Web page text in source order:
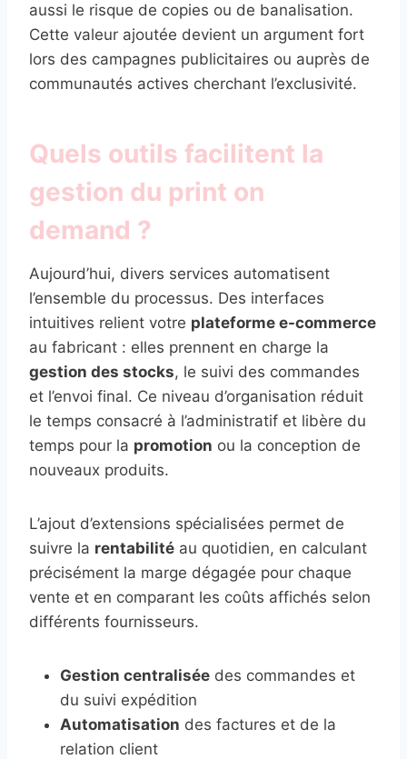
aussi le risque de copies ou de banalisation.
Cette valeur ajoutée devient un argument fort
lors des campagnes publicitaires ou auprès de
communautés actives cherchant l’exclusivité.
Quels outils facilitent la
gestion du print on
demand ?
Aujourd’hui, divers services automatisent
l’ensemble du processus. Des interfaces
intuitives relient votre plateforme e-commerce
au fabricant : elles prennent en charge la
gestion des stocks, le suivi des commandes
et l’envoi final. Ce niveau d’organisation réduit
le temps consacré à l’administratif et libère du
temps pour la promotion ou la conception de
nouveaux produits.
L’ajout d’extensions spécialisées permet de
suivre la rentabilité au quotidien, en calculant
précisément la marge dégagée pour chaque
vente et en comparant les coûts affichés selon
différents fournisseurs.
Gestion centralisée des commandes et
du suivi expédition
Automatisation des factures et de la
relation client